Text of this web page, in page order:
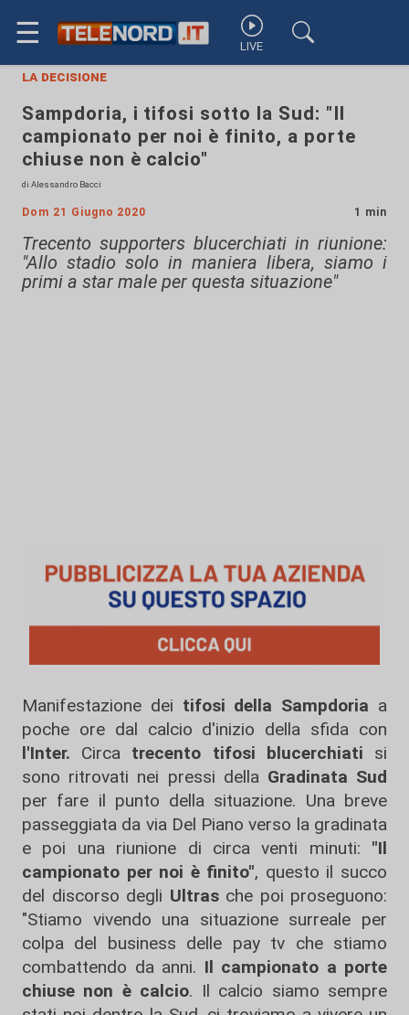
☰ LIVE
la decisione
Sampdoria, i tifosi sotto la Sud: "Il
campionato per noi è finito, a porte
chiuse non è calcio"
di Alessandro Bacci
Dom 21 Giugno 2020 1 min
Trecento supporters blucerchiati in riunione:
"Allo stadio solo in maniera libera, siamo i
primi a star male per questa situazione"
Manifestazione dei tifosi della Sampdoria a
poche ore dal calcio d'inizio della sfida con
l'Inter. Circa trecento tifosi blucerchiati si
sono ritrovati nei pressi della Gradinata Sud
per fare il punto della situazione. Una breve
passeggiata da via Del Piano verso la gradinata
e poi una riunione di circa venti minuti: "Il
campionato per noi è finito", questo il succo
del discorso degli Ultrasche poi proseguono:
"Stiamo vivendo una situazione surreale per
colpa del business delle pay tv che stiamo
combattendo da anni. Il campionato a porte
chiuse non è calcio. Il calcio siamo sempre